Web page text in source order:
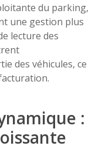
du parking,
une gestion plus
lecture des
des véhicules, ce
: